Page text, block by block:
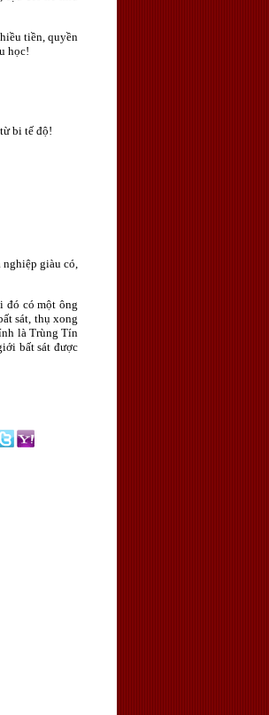
tiền, quyền
học!
bi tế độ!
giàu có,
đó có một ông
sát, thụ xong
là Trùng Tín
bất sát được